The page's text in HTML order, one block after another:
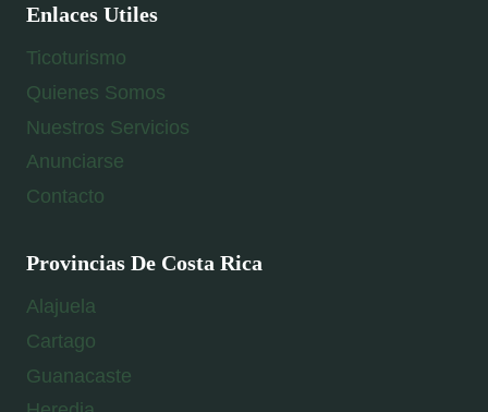
Enlaces Utiles
Ticoturismo
Quienes Somos
Nuestros Servicios
Anunciarse
Contacto
Provincias De Costa Rica
Alajuela
Cartago
Guanacaste